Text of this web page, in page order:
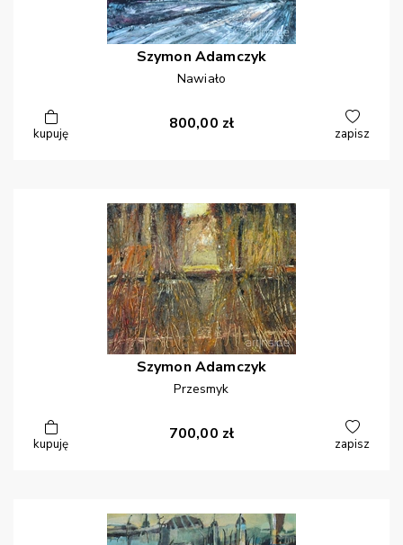
Szymon Adamczyk
Nawiało
kupuję
800,00 zł
zapisz
Szymon Adamczyk
Przesmyk
kupuję
700,00 zł
zapisz